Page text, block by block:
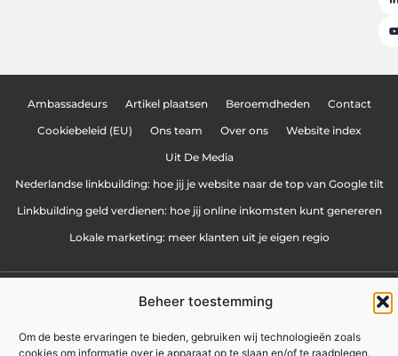
Beheer toestemming
Om de beste ervaringen te bieden, gebruiken wij technologieën zoals
cookies om informatie over je apparaat op te slaan en/of te raadplegen.
Ambassadeurs Artikel plaatsen Beroemdheden Contact
Cookiebeleid (EU) Ons team Over ons Website index
Uit De Media
Nederlandse linkbuilding: hoe jij je website naar de top van Google tilt
Linkbuilding geld verdienen: hoe jij online inkomsten kunt genereren
Lokale marketing: meer klanten uit je eigen regio
All Rights Reserved © 2025
zakennu.be